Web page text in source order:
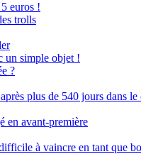
euros !
trolls
un simple objet !
?
plus de 540 jours dans le
en avant-première
à vaincre en tant que